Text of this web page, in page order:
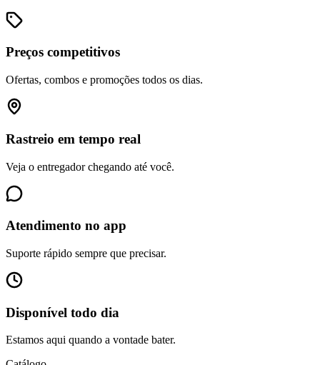
Preços competitivos
Ofertas, combos e promoções todos os dias.
Rastreio em tempo real
Veja o entregador chegando até você.
Atendimento no app
Suporte rápido sempre que precisar.
Disponível todo dia
Estamos aqui quando a vontade bater.